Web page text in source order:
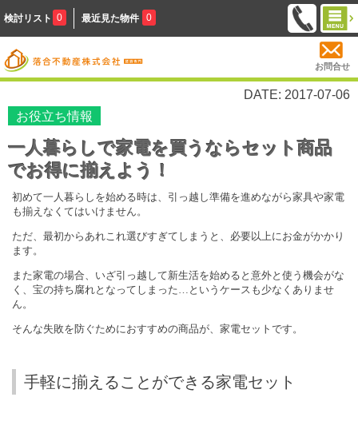
検討リスト 0 最近見た物件 0
お問合せ
DATE: 2017-07-06
お役立ち情報
一人暮らしで家電を買うならセット商品
でお得に揃えよう！
初めて一人暮らしを始める時は、引っ越し準備を進めながら家具や家電
も揃えなくてはいけません。
ただ、最初からあれこれ選びすぎてしまうと、必要以上にお金がかかり
ます。
また家電の場合、いざ引っ越して新生活を始めると意外と使う機会がな
く、宝の持ち腐れとなってしまった…というケースも少なくありませ
ん。
そんな失敗を防ぐためにおすすめの商品が、家電セットです。
手軽に揃えることができる家電セット